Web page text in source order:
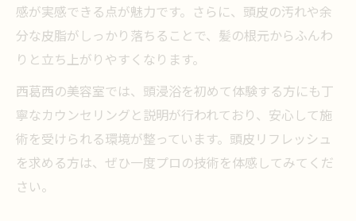
感が実感できる点が魅力です。さらに、頭皮の汚れや余
分な皮脂がしっかり落ちることで、髪の根元からふんわ
りと立ち上がりやすくなります。
西葛西の美容室では、頭浸浴を初めて体験する方にも丁
寧なカウンセリングと説明が行われており、安心して施
術を受けられる環境が整っています。頭皮リフレッシュ
を求める方は、ぜひ一度プロの技術を体感してみてくだ
さい。